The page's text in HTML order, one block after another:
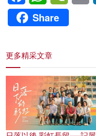
Share
更多精采文章